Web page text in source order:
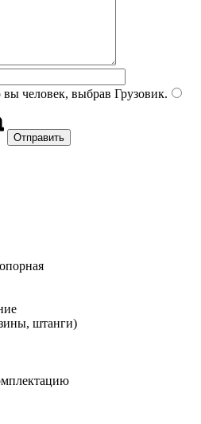
человек, выбрав Грузовик.
штанги)